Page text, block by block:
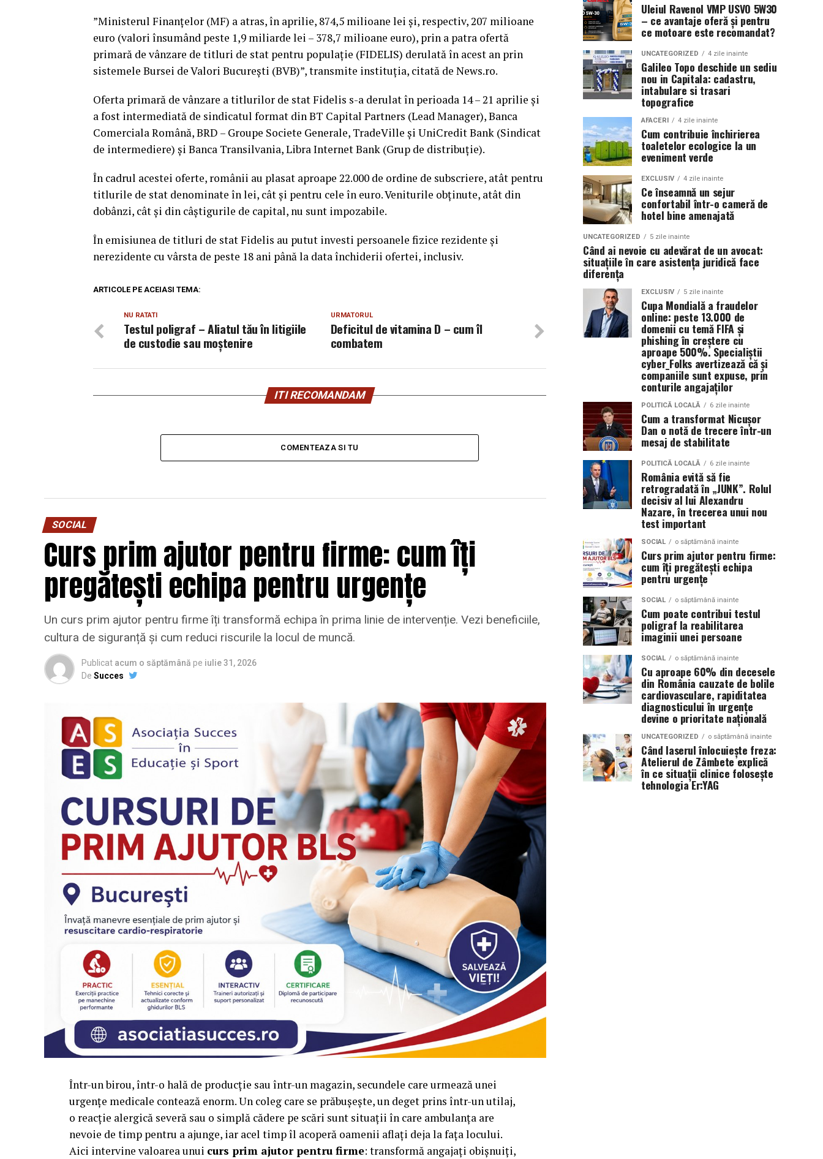
”Ministerul Finanţelor (MF) a atras, în aprilie, 874,5 milioane lei şi, respectiv, 207 milioane
euro (valori însumând peste 1,9 miliarde lei – 378,7 milioane euro), prin a patra ofertă
primară de vânzare de titluri de stat pentru populaţie (FIDELIS) derulată în acest an prin
sistemele Bursei de Valori Bucureşti (BVB)”, transmite instituţia, citată de News.ro.
Oferta primară de vânzare a titlurilor de stat Fidelis s-a derulat în perioada 14 – 21 aprilie şi
a fost intermediată de sindicatul format din BT Capital Partners (Lead Manager), Banca
Comerciala Română, BRD – Groupe Societe Generale, TradeVille şi UniCredit Bank (Sindicat
de intermediere) şi Banca Transilvania, Libra Internet Bank (Grup de distribuţie).
În cadrul acestei oferte, românii au plasat aproape 22.000 de ordine de subscriere, atât pentru
titlurile de stat denominate în lei, cât şi pentru cele în euro. Veniturile obţinute, atât din
dobânzi, cât şi din câştigurile de capital, nu sunt impozabile.
În emisiunea de titluri de stat Fidelis au putut investi persoanele fizice rezidente şi
nerezidente cu vârsta de peste 18 ani până la data închiderii ofertei, inclusiv.
ARTICOLE PE ACEIASI TEMA:
URMATORUL
Deficitul de vitamina D – cum îl
combatem
NU RATATI
Testul poligraf – Aliatul tău în litigiile
de custodie sau moștenire
ITI RECOMANDAM
COMENTEAZA SI TU
SOCIAL
Curs prim ajutor pentru firme: cum îți
pregătești echipa pentru urgențe
Un curs prim ajutor pentru firme îți transformă echipa în prima linie de intervenție. Vezi beneficiile,
cultura de siguranță și cum reduci riscurile la locul de muncă.
Publicat acum o săptămână pe iulie 31, 2026
De Succes
Într-un birou, într-o hală de producție sau într-un magazin, secundele care urmează unei
urgențe medicale contează enorm. Un coleg care se prăbușește, un deget prins într-un utilaj,
o reacție alergică severă sau o simplă cădere pe scări sunt situații în care ambulanța are
nevoie de timp pentru a ajunge, iar acel timp îl acoperă oamenii aflați deja la fața locului.
Aici intervine valoarea unui curs prim ajutor pentru firme: transformă angajați obișnuiți,
Uleiul Ravenol VMP USVO 5W30
– ce avantaje oferă și pentru
ce motoare este recomandat?
UNCATEGORIZED 4 zile inainte
Galileo Topo deschide un sediu
nou in Capitala: cadastru,
intabulare si trasari
topografice
AFACERI 4 zile inainte
Cum contribuie închirierea
toaletelor ecologice la un
eveniment verde
EXCLUSIV 4 zile inainte
Ce înseamnă un sejur
confortabil într-o cameră de
hotel bine amenajată
UNCATEGORIZED 5 zile inainte
Când ai nevoie cu adevărat de un avocat:
situațiile în care asistența juridică face
diferența
EXCLUSIV 5 zile inainte
Cupa Mondială a fraudelor
online: peste 13.000 de
domenii cu temă FIFA și
phishing în creștere cu
aproape 500%. Specialiștii
cyber_Folks avertizează că și
companiile sunt expuse, prin
conturile angajaților
POLITICĂ LOCALĂ 6 zile inainte
Cum a transformat Nicușor
Dan o notă de trecere într-un
mesaj de stabilitate
POLITICĂ LOCALĂ 6 zile inainte
România evită să fie
retrogradată în „JUNK”. Rolul
decisiv al lui Alexandru
Nazare, în trecerea unui nou
test important
SOCIAL o săptămână inainte
Curs prim ajutor pentru firme:
cum îți pregătești echipa
pentru urgențe
SOCIAL o săptămână inainte
Cum poate contribui testul
poligraf la reabilitarea
imaginii unei persoane
SOCIAL o săptămână inainte
Cu aproape 60% din decesele
din România cauzate de bolile
cardiovasculare, rapiditatea
diagnosticului în urgențe
devine o prioritate națională
UNCATEGORIZED o săptămână inainte
Când laserul înlocuiește freza:
Atelierul de Zâmbete explică
în ce situații clinice folosește
tehnologia Er:YAG